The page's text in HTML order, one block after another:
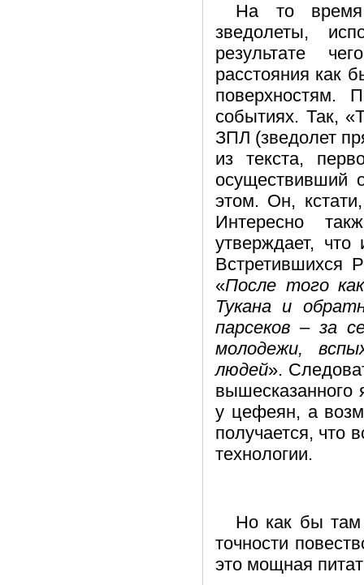
На то время
зведолеты,
результате
расстояния как
поверхностям.
событиях. Так,
ЗПЛ (зведолет
из текста,
осуществивший
этом. Он,
Интересно
утверждает,
Встретившихся
«После того
Тукана и
парсеков – за
молодежи,
людей».
вышесказанного
у цефеян, а
получается, что
технологии.
Но как бы там
точности
это мощная